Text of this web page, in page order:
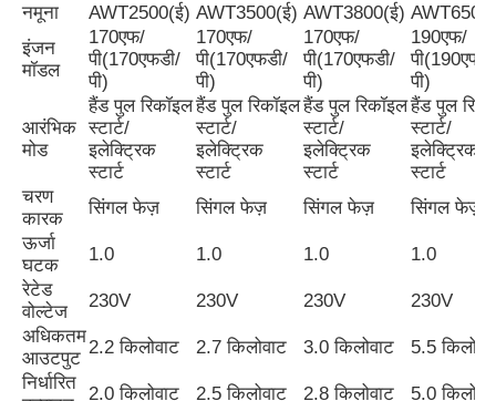
गुणवत्ता नियंत्रण
हमसे संपर्क करें
सभी मामलों
मूक डीजल जनरेटर सेट
डीजल जनरेटर सेट
गैसोलीन जनरेटर सेट
नमूना
AWT2500(ई) AWT3500(ई) AWT3800(ई)
इंजन
मॉडल
170एफ/
पी(170एफडी/
पी)
170एफ/
पी(170एफडी/
पी)
170एफ/
पी(170एफडी/
पी)
190एफ/
पी)
आरंभिक
मोड
हैंड पुल रिकॉइल
स्टार्ट/
इलेक्ट्रिक
स्टार्ट
हैंड पुल रिकॉइल
स्टार्ट/
इलेक्ट्रिक
स्टार्ट
हैंड पुल रिकॉइल
स्टार्ट/
इलेक्ट्रिक
स्टार्ट
हैंड पुल
स्टार्ट/
इलेक्ट्रिक
स्टार्ट
चरण
कारक
सिंगल फेज़ सिंगल फेज़ सिंगल फेज़
सिंगल फेज़
ऊर्जा
घटक
1.0 1.0 1.0
1.0
रेटेड
वोल्टेज
230V 230V 230V
230V
अधिकतम
आउटपुट
2.2 किलोवाट 2.7 किलोवाट 3.0 किलोवाट
5.5
निर्धारित
2.0 किलोवाट 2.5 किलोवाट 2.8 किलोवाट 5.0